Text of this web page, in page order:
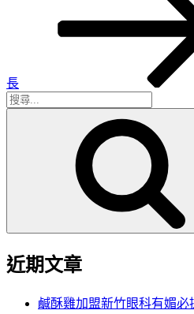
長
搜
近期文章
鹹酥雞加盟新竹眼科有媚